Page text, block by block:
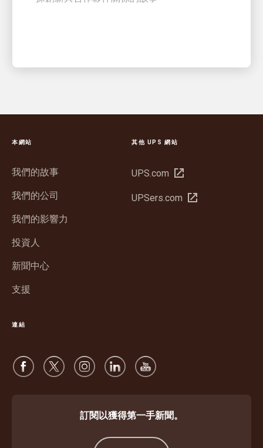
本網站
我們的故事
我們的公司
我們的影響力
投資人
新聞中心
支援
其他 UPS 網站
UPS.com 在
視
UPSers.com 在
連結
訂閱以獲得第一手新聞。